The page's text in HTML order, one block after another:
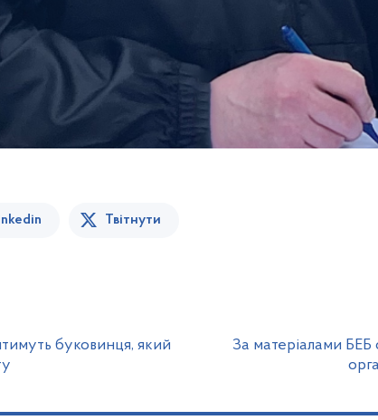
Твітнути
буковинця, який
За матеріалами БЕБ